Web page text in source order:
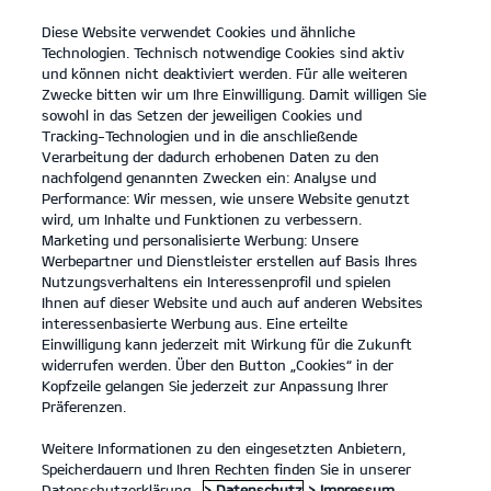
open
menu
Kia
KONTAKT
Der Kia Sportage.
Platz für alles, was Familie ausmacht.
MEHR ERFAHREN
Diese Website verwendet Cookies und ähnliche
Technologien. Technisch notwendige Cookies sind aktiv
und können nicht deaktiviert werden. Für alle weiteren
Zwecke bitten wir um Ihre Einwilligung. Damit willigen Sie
sowohl in das Setzen der jeweiligen Cookies und
Tracking-Technologien und in die anschließende
Verarbeitung der dadurch erhobenen Daten zu den
nachfolgend genannten Zwecken ein: Analyse und
Performance: Wir messen, wie unsere Website genutzt
wird, um Inhalte und Funktionen zu verbessern.
Marketing und personalisierte Werbung: Unsere
Werbepartner und Dienstleister erstellen auf Basis Ihres
Nutzungsverhaltens ein Interessenprofil und spielen
Ihnen auf dieser Website und auch auf anderen Websites
interessenbasierte Werbung aus. Eine erteilte
Einwilligung kann jederzeit mit Wirkung für die Zukunft
widerrufen werden. Über den Button „Cookies“ in der
Kopfzeile gelangen Sie jederzeit zur Anpassung Ihrer
Präferenzen.
Weitere Informationen zu den eingesetzten Anbietern,
Speicherdauern und Ihren Rechten finden Sie in unserer